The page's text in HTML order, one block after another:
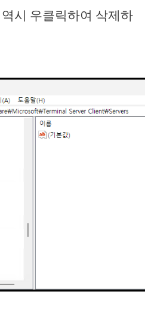
시 우클릭하여 삭제하